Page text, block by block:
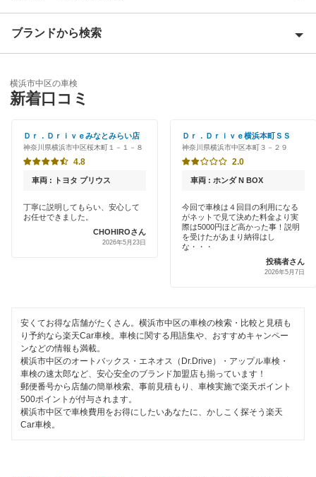
横浜市泉区
横浜市磯子区
横浜市神奈川区
横浜市金沢区
横浜市港南区
横浜市戸塚区
横浜市西区
横浜市保土ケ谷区
横浜市緑区
Award 受賞店
特典あり
新車初回割りあり
早割りあり
クレジットカードOK
輸入車OK
ハイブリッド車OK
EV車OK
120分以内の車検
ブランドから検索
「車検の速太郎」
アップル車検
オートバックス
出光リテール車検
車検のコバック
ミタニ車検
GTNET×カフェ車検
キグナス車検
横浜市中区の車検
新着口コミ
Ｄｒ．Ｄｒｉｖｅみなとみらい店
神奈川県横浜市中区桜木町１－１－８
4.8
車両 : トヨタ プリウス
丁寧に説明してもらい、安心して
お任せできました。
CHOHIROさん
2026年5月23日
Ｄｒ．Ｄｒｉｖｅ横浜本町ＳＳ
神奈川県横浜市中区本町３－２９
2.0
車両 : ホンダ N BOX
今回で車検は４回目の利用になる
がネットで見て決めた料金より実
際は5000円ほど高かった事！説明
を受けたがあまり納得はし
な・・・
投稿者さん
2026年5月7日
安くてお得な店舗がたくさん。横浜市中区の車検の検索・比較と見積も
り予約なら楽天Car車検。車検に関する用語集や、おすすめキャンペー
ンなどの情報も満載。
横浜市中区のオートバックス・エネオス（Dr.Drive）・アップル車検・
車検の速太郎など、安心安全のブランド加盟店も揃っています！
郵便番号から店舗の簡単検索、事前見積もり、車検実施で楽天ポイント
500ポイントが付与されます。
横浜市中区で車検費用をお得にしたいあなたに、かしこく探そう楽天
Car車検。